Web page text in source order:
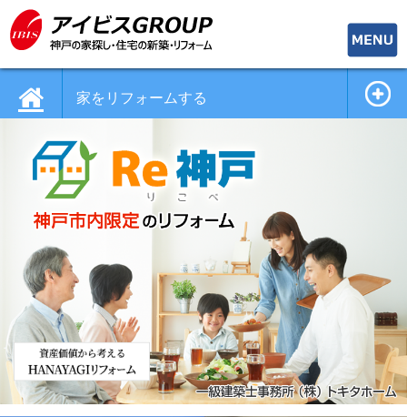
toggle
家をリフォームする